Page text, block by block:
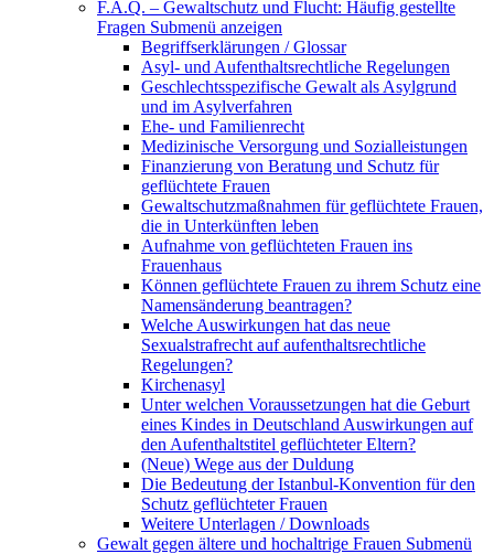
F.A.Q. – Gewaltschutz und Flucht: Häufig gestellte
Fragen Submenü anzeigen
Begriffserklärungen / Glossar
Asyl- und Aufenthaltsrechtliche Regelungen
Geschlechtsspezifische Gewalt als Asylgrund
und im Asylverfahren
Ehe- und Familienrecht
Medizinische Versorgung und Sozialleistungen
Finanzierung von Beratung und Schutz für
geflüchtete Frauen
Gewaltschutzmaßnahmen für geflüchtete Frauen,
die in Unterkünften leben
Aufnahme von geflüchteten Frauen ins
Frauenhaus
Können geflüchtete Frauen zu ihrem Schutz eine
Namensänderung beantragen?
Welche Auswirkungen hat das neue
Sexualstrafrecht auf aufenthaltsrechtliche
Regelungen?
Kirchenasyl
Unter welchen Voraussetzungen hat die Geburt
eines Kindes in Deutschland Auswirkungen auf
den Aufenthaltstitel geflüchteter Eltern?
(Neue) Wege aus der Duldung
Die Bedeutung der Istanbul-Konvention für den
Schutz geflüchteter Frauen
Weitere Unterlagen / Downloads
Gewalt gegen ältere und hochaltrige Frauen Submenü